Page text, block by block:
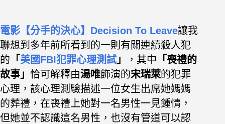
電影【分手的決心】Decision To Leave讓我
聯想到多年前所看到的一則有關連續殺人犯
的 「 美國FBI犯罪心理測試 」 ，其中 「喪禮的
故事 」 恰可解釋由湯唯飾演的宋瑞萊的犯罪
心理， 該心理測驗描述一位女生出席她媽媽
的葬禮，在喪禮上她對一名男性一見鍾情，
但她並不認識這名男性，也沒有管道可以認